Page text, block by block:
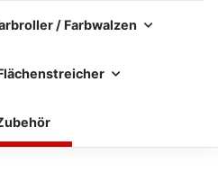
/ Farbwalzen